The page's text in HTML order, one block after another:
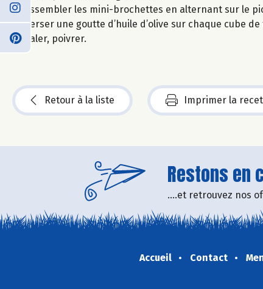
Assembler les mini-brochettes en alternant sur le
Verser une goutte d’huile d’olive sur chaque cube
Saler, poivrer.
Retour à la liste Imprimer la
Restons en
....et retrouvez nos
Accueil Contact